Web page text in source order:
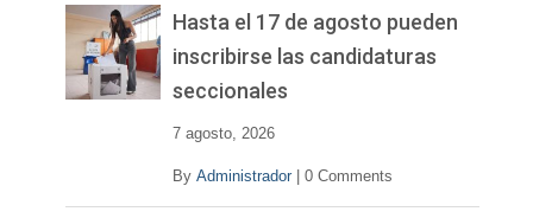
Hasta el 17 de agosto pueden
inscribirse las candidaturas
seccionales
7 agosto, 2026
By Administrador 0 Comments